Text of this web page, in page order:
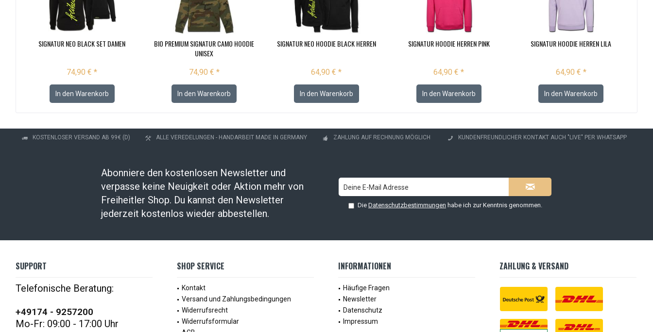
SIGNATUR NEO BLACK SET DAMEN
74,90 € *
In den Warenkorb
BIO PREMIUM SIGNATUR CAMO HOODIE
UNISEX
74,90 € *
In den Warenkorb
SIGNATUR NEO HOODIE BLACK HERREN
64,90 € *
In den Warenkorb
SIGNATUR HOODIE HERREN PINK
64,90 € *
In den Warenkorb
SIGNATUR HOODIE HERREN LILA
64,90 € *
In den Warenkorb
KOSTENLOSER VERSAND AB 99€ (D) ALLE VEREDELUNGEN - HANDARBEIT MADE IN GERMANY ZAHLUNG AUF RECHNUNG MÖGLICH KUNDENFREUNDLICHER KONTAKT AUCH "LIVE" PER WHATSAPP
Abonniere den kostenlosen Newsletter und
verpasse keine Neuigkeit oder Aktion mehr von
Freiheitler Shop. Du kannst den Newsletter
jederzeit kostenlos wieder abbestellen.
Die Datenschutzbestimmungen habe ich zur Kenntnis genommen.
SUPPORT
Telefonische Beratung:
+49174 - 9257200
Mo-Fr: 09:00 - 17:00 Uhr
SHOP SERVICE
Kontakt
Versand und Zahlungsbedingungen
Widerrufsrecht
Widerrufsformular
INFORMATIONEN
Häufige Fragen
Newsletter
Datenschutz
Impressum
ZAHLUNG & VERSAND